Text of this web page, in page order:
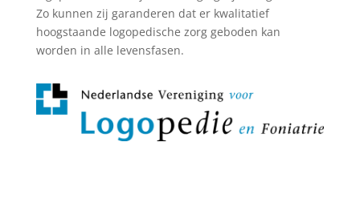
Zo kunnen zij garanderen dat er kwalitatief
hoogstaande logopedische zorg geboden kan
worden in alle levensfasen.